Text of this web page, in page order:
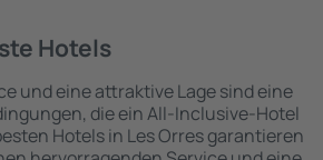
Hotels
und eine attraktive Lage sind eine
die ein All-Inclusive-Hotel
Hotels in Les Orres garantieren